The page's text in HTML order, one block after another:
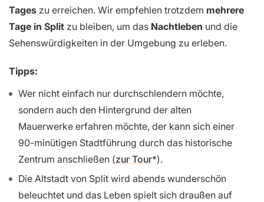
Tages zu erreichen. Wir empfehlen trotzdem mehrere
Tage in Split zu bleiben, um das Nachtleben und die
Sehenswürdigkeiten in der Umgebung zu erleben.
Tipps:
Wer nicht einfach nur durchschlendern möchte,
sondern auch den Hintergrund der alten
Mauerwerke erfahren möchte, der kann sich einer
90-minütigen Stadtführung durch das historische
Zentrum anschließen (zur Tour ).
Die Altstadt von Split wird abends wunderschön
beleuchtet und das Leben spielt sich draußen auf